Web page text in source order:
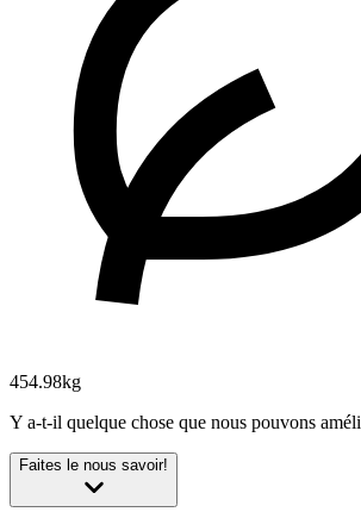
454.98kg
Y a-t-il quelque chose que nous pouvons
Faites le nous savoir!